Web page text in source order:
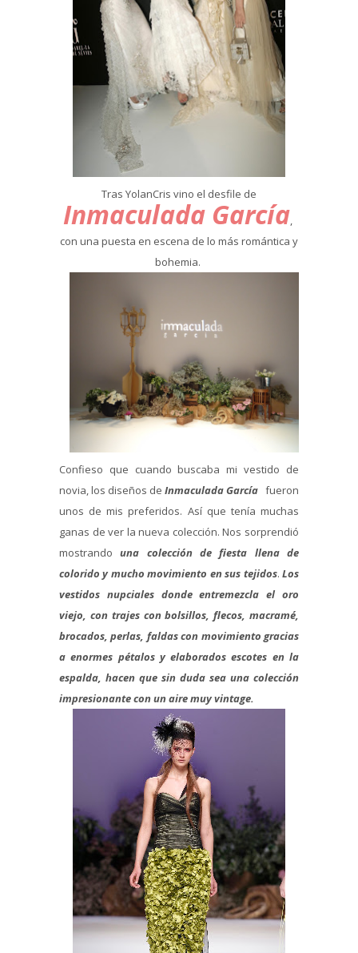
Tras YolanCris vino el desfile de
Inmaculada García,
con una puesta en escena de lo más romántica y
bohemia.
Confieso que cuando buscaba mi vestido de
novia, los diseños de Inmaculada García fueron
unos de mis preferidos. Así que tenía muchas
ganas de ver la nueva colección. Nos sorprendió
mostrandouna colección de fiesta llena de
colorido y mucho movimiento en sus tejidos.Los
vestidos nupciales donde entremezcla el oro
viejo, con trajes con bolsillos, flecos, macramé,
brocados, perlas, faldas con movimiento gracias
a enormes pétalos y elaborados escotes en la
espalda, hacen que sin duda sea una colección
impresionante con un aire muy vintage.